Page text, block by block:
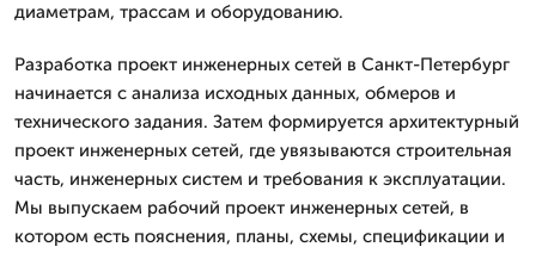
диаметрам, трассам и оборудованию.
Разработка проект инженерных сетей в Санкт-Петербург
начинается с анализа исходных данных, обмеров и
технического задания. Затем формируется архитектурный
проект инженерных сетей, где увязываются строительная
часть, инженерных систем и требования к эксплуатации.
Мы выпускаем рабочий проект инженерных сетей, в
котором есть пояснения, планы, схемы, спецификации и